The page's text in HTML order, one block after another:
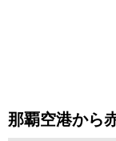
那覇空港から